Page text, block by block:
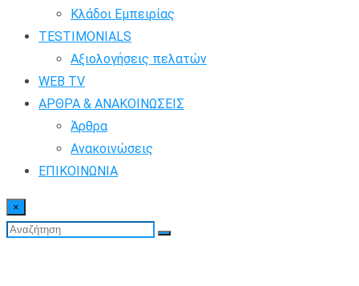
Κλάδοι Εμπειρίας
TESTIMONIALS
Αξιολογήσεις πελατών
WEB TV
ΑΡΘΡΑ & ΑΝΑΚΟΙΝΩΣΕΙΣ
Άρθρα
Ανακοινώσεις
ΕΠΙΚΟΙΝΩΝΙΑ
×